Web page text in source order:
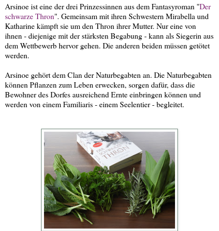
Arsinoe ist eine der drei Prinzessinnen aus dem Fantasyroman "Der
schwarze Thron". Gemeinsam mit ihren Schwestern Mirabella und
Katharine kämpft sie um den Thron ihrer Mutter. Nur eine von
ihnen - diejenige mit der stärksten Begabung - kann als Siegerin aus
dem Wettbewerb hervor gehen. Die anderen beiden müssen getötet
werden.
Arsinoe gehört dem Clan der Naturbegabten an. Die Naturbegabten
können Pflanzen zum Leben erwecken, sorgen dafür, dass die
Bewohner des Dorfes ausreichend Ernte einbringen können und
werden von einem Familiaris - einem Seelentier - begleitet.